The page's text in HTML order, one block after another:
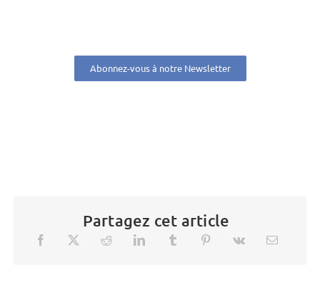
Abonnez-vous à notre Newsletter
Partagez cet article